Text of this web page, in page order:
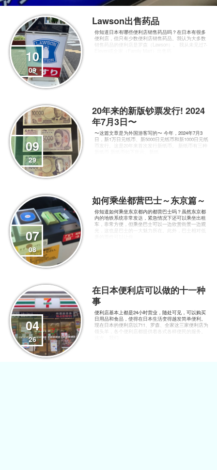
10
09
Lawson出售药品
你知道日本有哪些便利店销售药品吗？在日本有很多
便利店，但只有少数便利店销售药品。我认为大多数
销售药品的便利店是罗森（Lawson）。 我从未见过7-
09
29
20年来的新版钞票发行! 2024
年7月3日〜
〜这篇文章是为外国游客写的〜 今年，2024年7月3
日，新1万日元纸币、新5000日元纸币和新1000日元纸
币发行。这是20年来首次发行新纸币。 新纸币有三种
07
08
如何乘坐都营巴士～东京篇～
你知道如何乘坐东京都内的都营巴士吗？虽然东京都
内的地铁系统非常发达，紧急情况下还可以乘坐出租
车，非常方便，但乘坐巴士可以一边欣赏街景一边观
光，这也是巴士的一大魅力所在。此外，巴士相对低
04
26
在日本便利店可以做的十一种
事
便利店基本上都是24小时营业，随处可见，可以购买
日用品和食品，使得在日本生活变得越发简单便利。
现在日本的便利店以711、罗森、全家这三家便利店为
领头羊，各个便利店都提供着各式各样便民的服务。